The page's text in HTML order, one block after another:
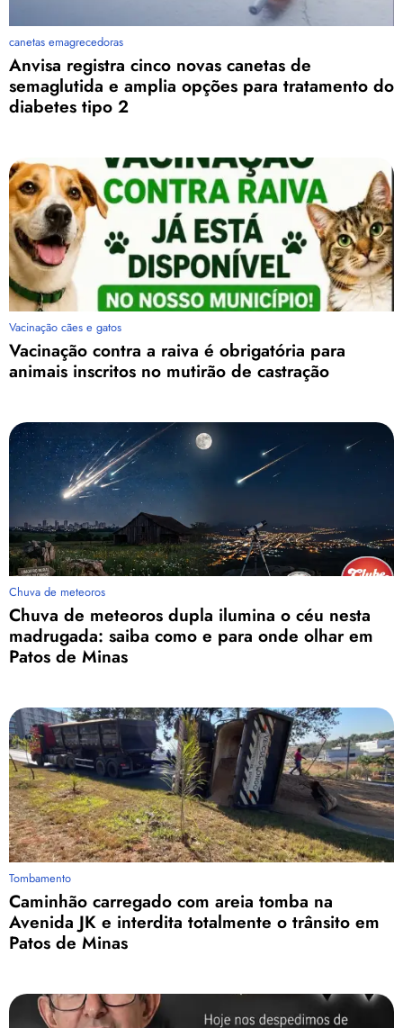
canetas emagrecedoras
Anvisa registra cinco novas canetas de
semaglutida e amplia opções para tratamento do
diabetes tipo 2
Vacinação cães e gatos
Vacinação contra a raiva é obrigatória para
animais inscritos no mutirão de castração
Chuva de meteoros
Chuva de meteoros dupla ilumina o céu nesta
madrugada: saiba como e para onde olhar em
Patos de Minas
Tombamento
Caminhão carregado com areia tomba na
Avenida JK e interdita totalmente o trânsito em
Patos de Minas